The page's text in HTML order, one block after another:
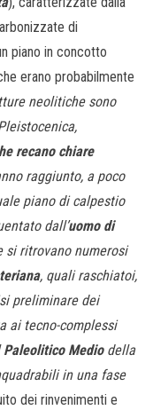
di
piano in concotto
erano probabilmente
neolitiche sono
recano chiare
raggiunto, a poco
piano di calpestio
dall’uomo di
si ritrovano numerosi
, quali raschiatoi,
preliminare dei
ai tecno-complessi
Paleolitico Mediodella
in una fase
dei rinvenimenti e